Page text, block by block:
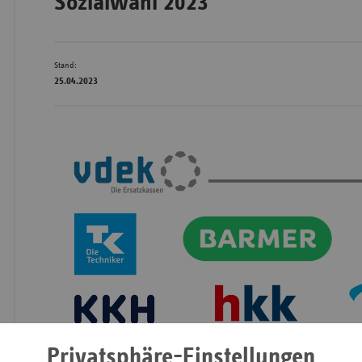
Privatsphäre-Einstellungen
Stand:
25.04.2023